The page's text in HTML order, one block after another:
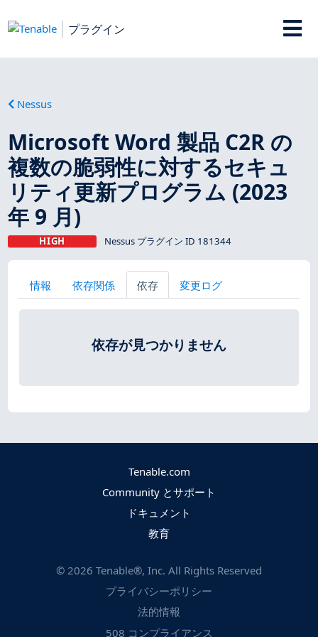
プラグイン
Nessus
Microsoft Word 製品 C2R の
複数の脆弱性に対するセキュ
リティ更新プログラム (2023
年 9 月)
HIGH Nessus プラグイン ID 181344
情報 依存関係 依存 変更ログ
依存が見つかりません
Tenable.com
Community とサポート
ドキュメント
教育
© 2026 Tenable®, Inc. All Rights Reserved
プライバシーポリシー
法的情報
508 コンプライアンス